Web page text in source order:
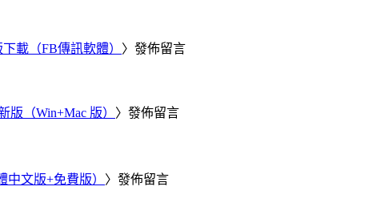
下載（FB傳訊軟體） 〉發佈留言
版（Win+Mac 版） 〉發佈留言
文版+免費版） 〉發佈留言